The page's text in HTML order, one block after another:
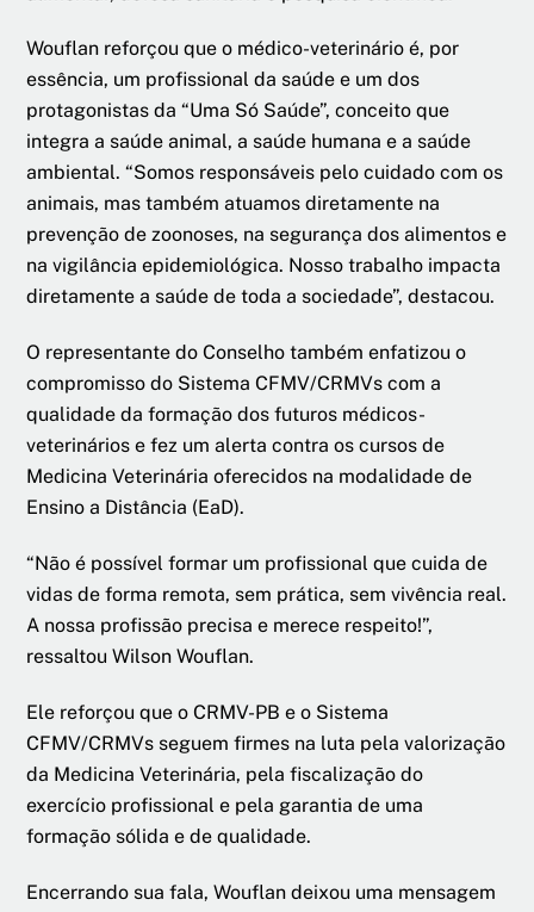
Wouflan reforçou que o médico-veterinário é, por
essência, um profissional da saúde e um dos
protagonistas da “Uma Só Saúde”, conceito que
integra a saúde animal, a saúde humana e a saúde
ambiental. “Somos responsáveis pelo cuidado com os
animais, mas também atuamos diretamente na
prevenção de zoonoses, na segurança dos alimentos e
na vigilância epidemiológica. Nosso trabalho impacta
diretamente a saúde de toda a sociedade”, destacou.
O representante do Conselho também enfatizou o
compromisso do Sistema CFMV/CRMVs com a
qualidade da formação dos futuros médicos-
veterinários e fez um alerta contra os cursos de
Medicina Veterinária oferecidos na modalidade de
Ensino a Distância (EaD).
“Não é possível formar um profissional que cuida de
vidas de forma remota, sem prática, sem vivência real.
A nossa profissão precisa e merece respeito!”,
ressaltou Wilson Wouflan.
Ele reforçou que o CRMV-PB e o Sistema
CFMV/CRMVs seguem firmes na luta pela valorização
da Medicina Veterinária, pela fiscalização do
exercício profissional e pela garantia de uma
formação sólida e de qualidade.
Encerrando sua fala, Wouflan deixou uma mensagem